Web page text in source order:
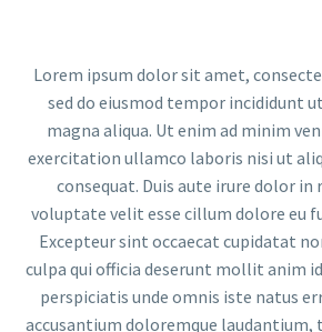
Lorem ipsum dolor sit amet,
sed do eiusmod tempor incididunt
magna aliqua. Ut enim ad minim
exercitation ullamco laboris nisi ut
consequat. Duis aute irure dolor
voluptate velit esse cillum dolore eu
Excepteur sint occaecat cupidatat
culpa qui officia deserunt mollit anim
perspiciatis unde omnis iste natus
accusantium doloremque